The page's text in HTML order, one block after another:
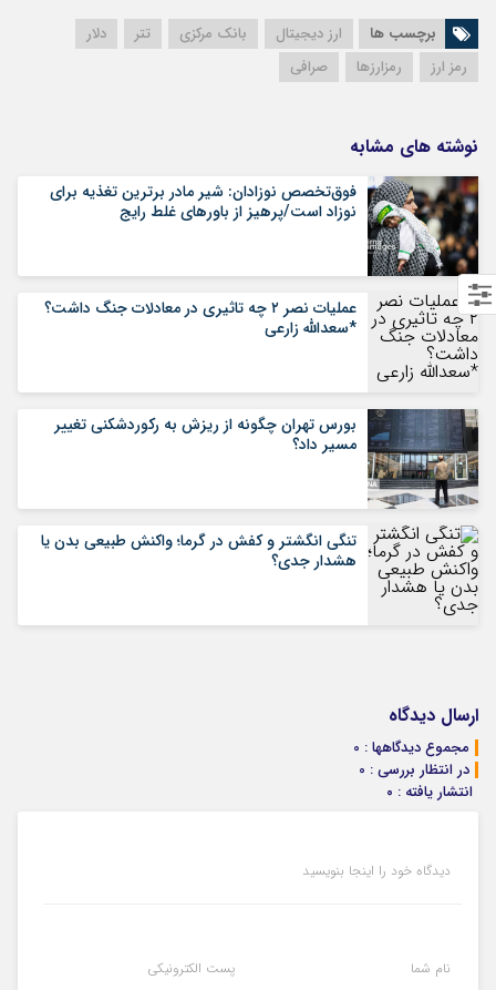
برچسب ها ارز دیجیتال بانک مرکزی تتر
دلار
رمز ارز
رمزارزها صرافی
نوشته های مشابه
فوق‌تخصص نوزادان: شیر مادر برترین تغذیه برای
نوزاد است/پرهیز از باورهای غلط رایج
عملیات نصر ۲ چه تاثیری در معادلات جنگ داشت؟
*سعدالله زارعی
بورس تهران چگونه از ریزش به رکوردشکنی تغییر
مسیر داد؟
تنگی انگشتر و کفش در گرما؛ واکنش طبیعی بدن یا
هشدار جدی؟
ارسال دیدگاه
مجموع دیدگاهها : 0
در انتظار بررسی : 0
انتشار یافته : ۰
دیدگاه خود را اینجا بنویسید
نام شما پست الکترونیکی